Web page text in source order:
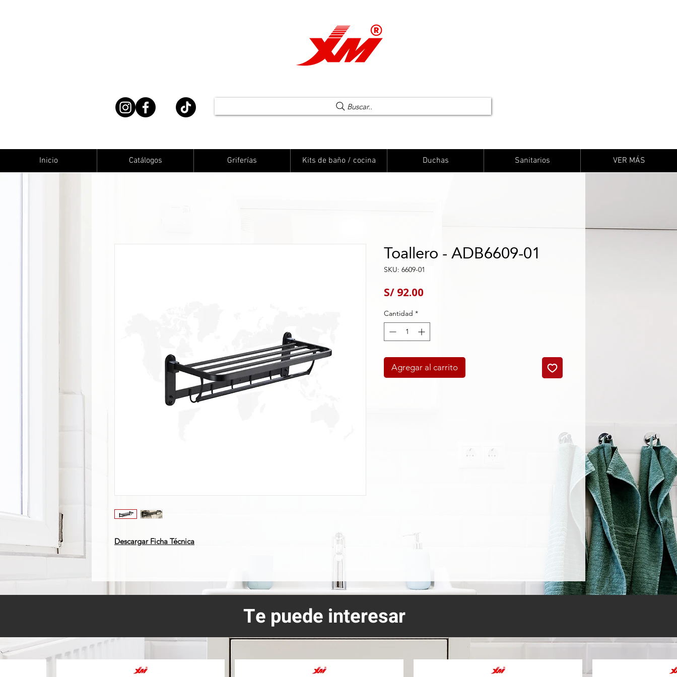
Buscar..
Inicio Catálogos Griferías Kits de baño / cocina Duchas Sanitarios VER MÁS
Descargar Ficha Técnica
Toallero - ADB6609-01
SKU: 6609-01
S/ 92.00Precio
Cantidad *
Agregar al carrito
Te puede interesar